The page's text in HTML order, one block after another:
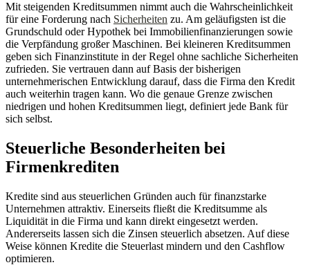
Mit steigenden Kreditsummen nimmt auch die Wahrscheinlichkeit
für eine Forderung nach Sicherheiten zu. Am geläufigsten ist die
Grundschuld oder Hypothek bei Immobilienfinanzierungen sowie
die Verpfändung großer Maschinen. Bei kleineren Kreditsummen
geben sich Finanzinstitute in der Regel ohne sachliche Sicherheiten
zufrieden. Sie vertrauen dann auf Basis der bisherigen
unternehmerischen Entwicklung darauf, dass die Firma den Kredit
auch weiterhin tragen kann. Wo die genaue Grenze zwischen
niedrigen und hohen Kreditsummen liegt, definiert jede Bank für
sich selbst.
Steuerliche Besonderheiten bei
Firmenkrediten
Kredite sind aus steuerlichen Gründen auch für finanzstarke
Unternehmen attraktiv. Einerseits fließt die Kreditsumme als
Liquidität in die Firma und kann direkt eingesetzt werden.
Andererseits lassen sich die Zinsen steuerlich absetzen. Auf diese
Weise können Kredite die Steuerlast mindern und den Cashflow
optimieren.